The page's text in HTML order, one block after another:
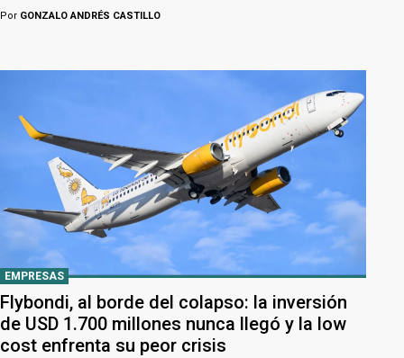
Por GONZALO ANDRÉS CASTILLO
EMPRESAS
Flybondi, al borde del colapso: la inversión
de USD 1.700 millones nunca llegó y la low
cost enfrenta su peor crisis